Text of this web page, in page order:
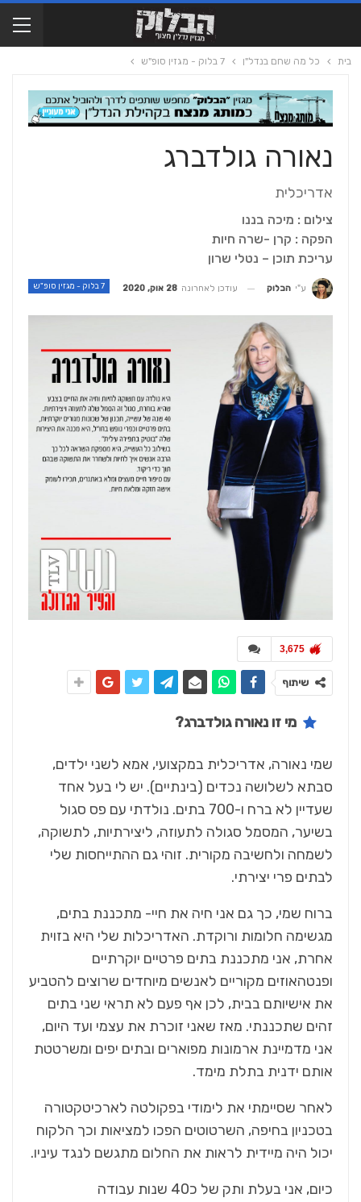
בית כל מה שחם בנדל"ן 7 בלוק - מגזין סופ"ש
נאורה גולדברג
אדריכלית
צילום : מיכה בננו
הפקה : קרן -שרה חיות
עריכת תוכן – נטלי שרון
7 בלוק - מגזין סופ"ש ע"י הבלוק עודכן לאחרונה 28 אוק, 2020
3,675
שיתוף
מי זו נאורה גולדברג?
שמי נאורה, אדריכלית במקצועי, אמא לשני ילדים,
סבתא לשלושה נכדים (בינתיים). יש לי בעל אחד
שעדיין לא ברח ו-700 בתים. נולדתי עם פס סגול
בשיער, המסמל סגולה לתעוזה, ליצירתיות, לתשוקה,
לשמחה ולחשיבה מקורית. זוהי גם ההתייחסות שלי
לבתים פרי יצירתי.
ברוח שמי, כך גם אני חיה את חיי- מתכננת בתים,
מגשימה חלומות ורוקדת. האדריכלות שלי היא בזוית
אחרת, אני מתכננת בתים פרטיים יוקרתיים
ופנטהאוזים מקוריים לאנשים מיוחדים שרוצים להטביע
את אישיותם בבית, לכן אף פעם לא תראי שני בתים
זהים שתכננתי. מאז שאני זוכרת את עצמי ועד היום,
אני מדמיינת ארמונות מפוארים ובתים יפים ומשרטטת
אותם ידנית בתלת מימד.
לאחר שסיימתי את לימודי בפקולטה לארכיטקטורה
בטכניון בחיפה, השרטוטים הפכו למציאות וכך הלקוח
יכול היה מיידית לראות את החלום מתגשם לנגד עיניו.
כיום, אני בעלת ותק של כ40 שנות עבודה